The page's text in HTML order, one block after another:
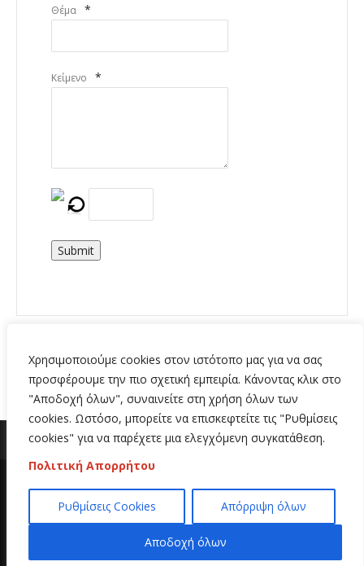
Χρησιμοποιούμε cookies στον ιστότοπο μας για να σας
προσφέρουμε την πιο σχετική εμπειρία. Κάνοντας κλικ στο
"Αποδοχή όλων", συναινείτε στη χρήση όλων των
cookies. Ωστόσο, μπορείτε να επισκεφτείτε τις "Ρυθμίσεις
cookies" για να παρέχετε μια ελεγχόμενη συγκατάθεση.
Πολιτική Απορρήτου
Ρυθμίσεις Cookies Απόρριψη όλων
Αποδοχή όλων
Θέμα *
Κείμενο *
Submit
Copyright 2020 | All Rights Reserved | Κατασκευή
ιστοσελίδων
Hi Web